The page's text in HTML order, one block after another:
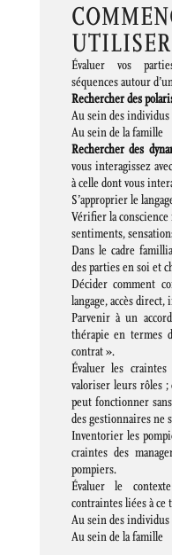
Évaluer vos
séquences autour
Rechercher des
Au sein des individus
Au sein de la famille
Rechercher des
vous interagissez
à celle dont vous
S’approprier le
Vérifier la
sentiments,
Dans le cadre
des parties en soi et
Décider comment
langage, accès direct,
Parvenir à un
thérapie en termes
contrat ».
Évaluer les
valoriser leurs rôles
peut fonctionner
des gestionnaires ne
Inventorier les
craintes des
pompiers.
Évaluer le
contraintes liées à ce
Au sein des individus
Au sein de la famille